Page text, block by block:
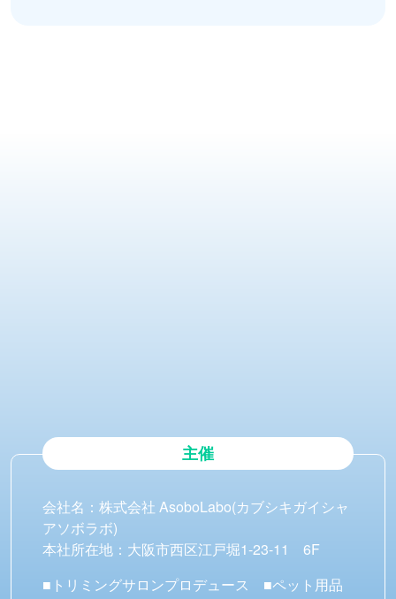
主催
会社名：株式会社 AsoboLabo(カブシキガイシャ
アソボラボ)
本社所在地：大阪市西区江戸堀1-23-11 6F
■トリミングサロンプロデュース ■ペット用品